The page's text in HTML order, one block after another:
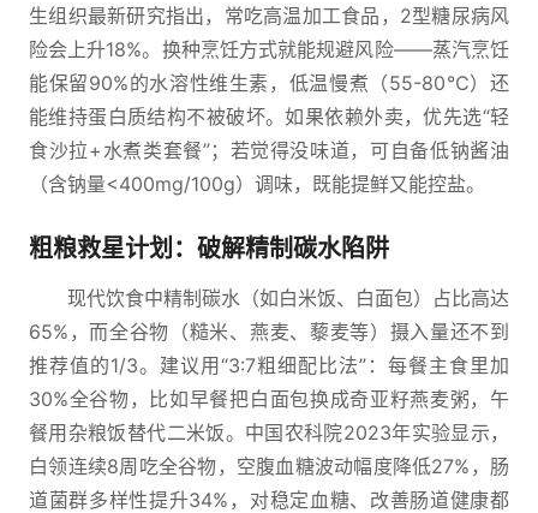
生组织最新研究指出，常吃高温加工食品，2型糖尿病风
险会上升18%。换种烹饪方式就能规避风险——蒸汽烹饪
能保留90%的水溶性维生素，低温慢煮（55-80℃）还
能维持蛋白质结构不被破坏。如果依赖外卖，优先选“轻
食沙拉+水煮类套餐”；若觉得没味道，可自备低钠酱油
（含钠量<400mg/100g）调味，既能提鲜又能控盐。
粗粮救星计划：破解精制碳水陷阱
现代饮食中精制碳水（如白米饭、白面包）占比高达
65%，而全谷物（糙米、燕麦、藜麦等）摄入量还不到
推荐值的1/3。建议用“3:7粗细配比法”：每餐主食里加
30%全谷物，比如早餐把白面包换成奇亚籽燕麦粥，午
餐用杂粮饭替代二米饭。中国农科院2023年实验显示，
白领连续8周吃全谷物，空腹血糖波动幅度降低27%，肠
道菌群多样性提升34%，对稳定血糖、改善肠道健康都